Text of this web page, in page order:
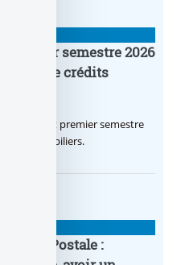
premier semestre 2026
de crédits
un excellent premier semestre
immobiliers.
Postale :